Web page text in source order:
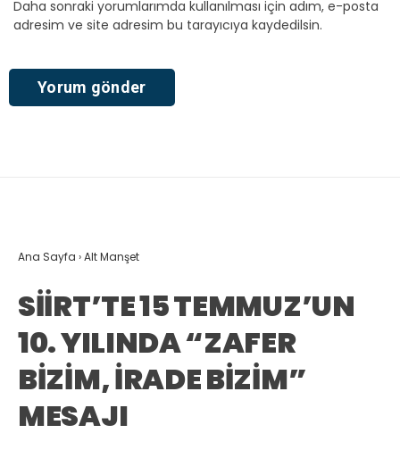
Daha sonraki yorumlarımda kullanılması için adım, e-posta
adresim ve site adresim bu tarayıcıya kaydedilsin.
Ana Sayfa ›Alt Manşet
SİİRT’TE 15 TEMMUZ’UN
10. YILINDA “ZAFER
BİZİM, İRADE BİZİM”
MESAJI